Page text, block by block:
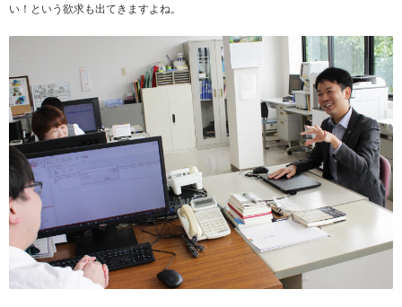
い！という欲求も出てきますよね。